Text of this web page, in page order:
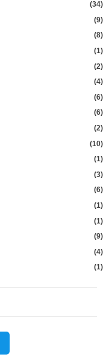
34
9
8
1
2
4
6
6
2
10
1
3
6
1
1
9
4
1